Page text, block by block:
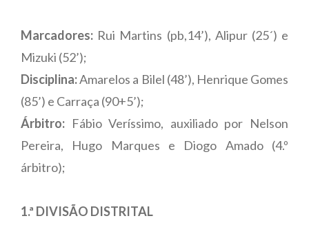
Marcadores: Rui Martins (pb,14’), Alipur (25´) e
Mizuki (52’);
Disciplina:Amarelos a Bilel (48’), Henrique Gomes
(85’) e Carraça (90+5’);
Árbitro: Fábio Veríssimo, auxiliado por Nelson
Pereira, Hugo Marques e Diogo Amado (4.º
árbitro);
1.ª DIVISÃO DISTRITAL